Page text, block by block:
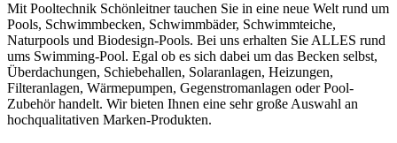
Mit Pooltechnik Schönleitner tauchen Sie in eine neue Welt rund um
Pools, Schwimmbecken, Schwimmbäder, Schwimmteiche,
Naturpools und Biodesign-Pools. Bei uns erhalten Sie ALLES rund
ums Swimming-Pool. Egal ob es sich dabei um das Becken selbst,
Überdachungen, Schiebehallen, Solaranlagen, Heizungen,
Filteranlagen, Wärmepumpen, Gegenstromanlagen oder Pool-
Zubehör handelt. Wir bieten Ihnen eine sehr große Auswahl an
hochqualitativen Marken-Produkten.